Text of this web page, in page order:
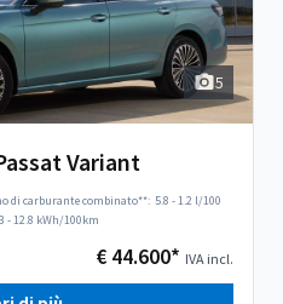
5
Variant
di carburante combinato**: 5.8 - 1.2 l/100
- 12.8 kWh/100km
€ 44.600* IVA incl.